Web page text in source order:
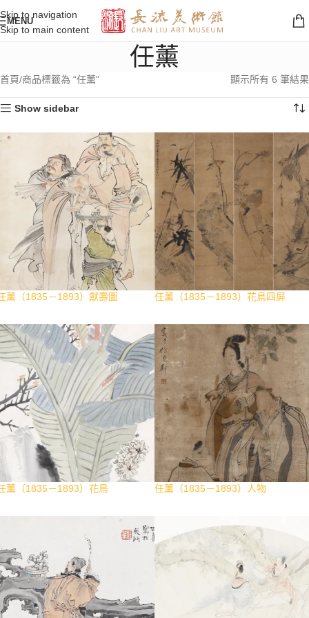
Skip to navigation
Skip to main content
MENU
任薰
首頁 商品標籤為 “任薰” 顯示所有 6 筆結果
Show sidebar
薰（1835－1893）獻壽圖 任薰（1835－1893）花鳥四屏
薰（1835－1893）花鳥 任薰（1835－1893）人物